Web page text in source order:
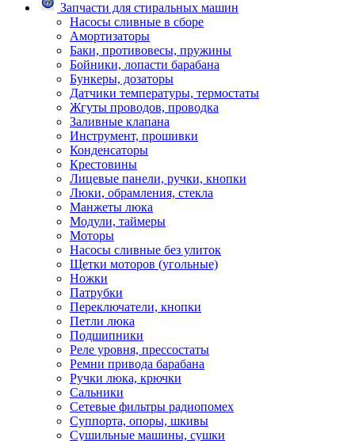
Запчасти для стиральных машин
Насосы сливные в сборе
Амортизаторы
Баки, противовесы, пружины
Бойники, лопасти барабана
Бункеры, дозаторы
Датчики температуры, термостаты
Жгуты проводов, проводка
Заливные клапана
Инструмент, прошивки
Конденсаторы
Крестовины
Лицевые панели, ручки, кнопки
Люки, обрамления, стекла
Манжеты люка
Модули, таймеры
Моторы
Насосы сливные без улиток
Щетки моторов (угольные)
Ножки
Патрубки
Переключатели, кнопки
Петли люка
Подшипники
Реле уровня, прессостаты
Ремни привода барабана
Ручки люка, крючки
Сальники
Сетевые фильтры радиопомех
Суппорта, опоры, шкивы
Сушильные машины, сушки